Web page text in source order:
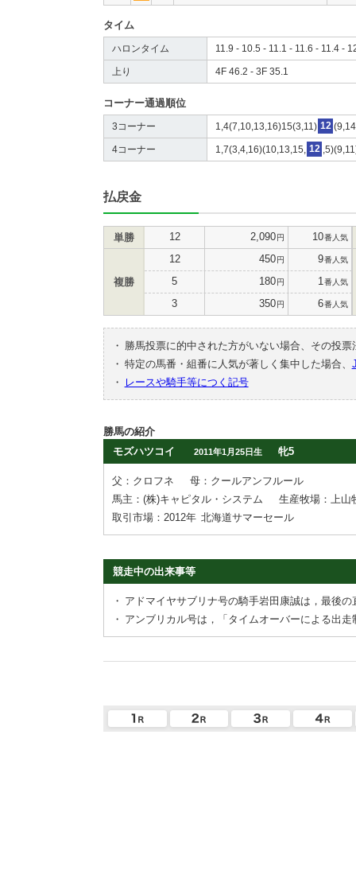
タイム
ハロンタイム 11.9 - 10.5 - 11.1 - 11.6 - 11.4 -
上り 4F 46.2 - 3F 35.1
コーナー通過順位
3コーナー 1,4(7,10,13,16)15(3,11) 12
4コーナー 1,7(3,4,16)(10,13,15, 12
払戻金
単勝 12 2,090円 10番人気
複勝
12 450円 9番人気
5 180円 1 番人気
3 350円 6番人気
・
勝馬投票に的中された方がいない場合、その投
・ 特定の馬番・組番に人気が著しく集中した場合、
・
レースや騎手等につく記号
勝馬の紹介
モズハツコイ
2011年1月25日生 牝5
父：クロフネ
母：クールアンフルール
馬主：(株)キャピタル・システム
生産牧場：上山
取引市場：2012年 北海道サマーセール
競走中の出来事等
・ アドマイヤサブリナ号の騎手岩田康誠は，最後
・ アンブリカル号は，「タイムオーバーによる出